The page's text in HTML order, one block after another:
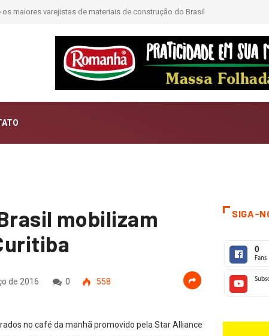
de construção do BrasilModa deixa de seguir tendências e passa
mobilizam
de 2016 0 558
no café da manhã promovido pela Star Alliance
SIGA-
0
Fans